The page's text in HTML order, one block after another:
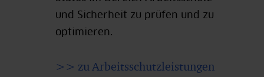
und Sicherheit zu prüfen und zu
optimieren.
>> zu Arbeitsschutzleistungen